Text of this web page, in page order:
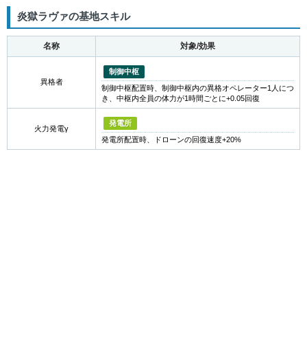
炎獄ラヴァの基地スキル
名称 対象/効果
異格者
制御中枢
制御中枢配置時、制御中枢内の異格オペレーター1人につ
き、中枢内全員の体力が1時間ごとに+0.05回復
火力発電γ
発電所
発電所配置時、ドローンの回復速度+20%